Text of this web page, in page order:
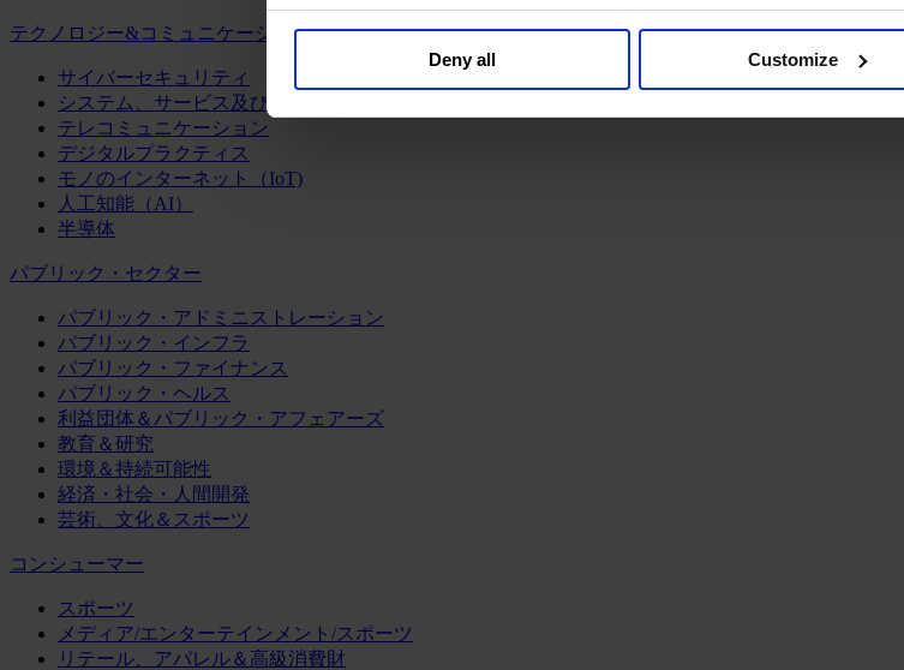
Deny all Customize
テクノロジー&コミュニケーション
サイバーセキュリティ
システム、サービス及びソフトウェア
テレコミュニケーション
デジタルプラクティス
モノのインターネット（IoT)
人工知能（AI）
半導体
パブリック・セクター
パブリック・アドミニストレーション
パブリック・インフラ
パブリック・ファイナンス
パブリック・ヘルス
利益団体＆パブリック・アフェアーズ
教育＆研究
環境＆持続可能性
経済・社会・人間開発
芸術、文化＆スポーツ
コンシューマー
スポーツ
メディア/エンターテインメント/スポーツ
リテール、アパレル＆高級消費財